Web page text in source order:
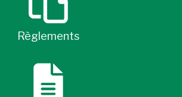
Règlements